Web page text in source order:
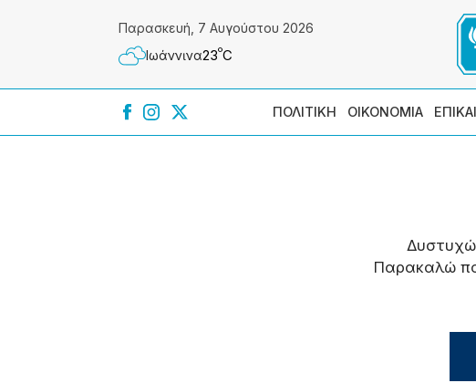
Παρασκευή, 7 Αυγούστου 2026
Ιωάννɩνα23ºC
ΠΟΛΙΤΙΚΗ ΟΙΚΟΝΟΜΙΑ
Παρακαλώ